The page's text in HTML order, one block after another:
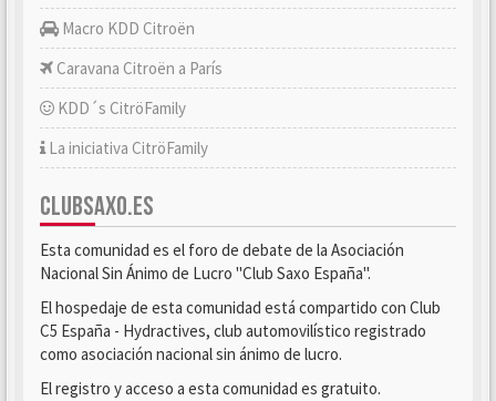
Macro KDD Citroën
Caravana Citroën a París
KDD´s CitröFamily
La iniciativa CitröFamily
CLUBSAXO.ES
Esta comunidad es el foro de debate de la Asociación
Nacional Sin Ánimo de Lucro "Club Saxo España".
El hospedaje de esta comunidad está compartido con Club
C5 España - Hydractives, club automovilístico registrado
como asociación nacional sin ánimo de lucro.
El registro y acceso a esta comunidad es gratuito.